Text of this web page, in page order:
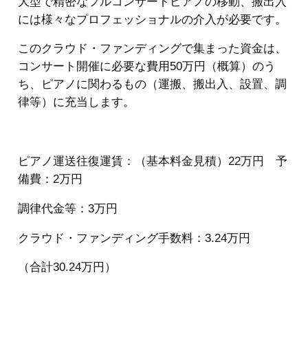
には様々なプロフェッショナルの介入が必要です。
このクラウド・ファンディングで集まった資金は、
コンサート開催に必要な費用50万円（概算）のう
ち、ピアノに関わるもの（運搬、搬出入、設置、調
律等）に充当します。
ピアノ運送往復運賃：（基本料金見積）22万円 予
備費：2万円
調律代金等：3万円
クラウド・ファンディング手数料：3.24万円
（合計30.24万円）